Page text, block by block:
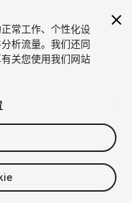
常工作、个性化设
析流量。我们还同
关您使用我们网站